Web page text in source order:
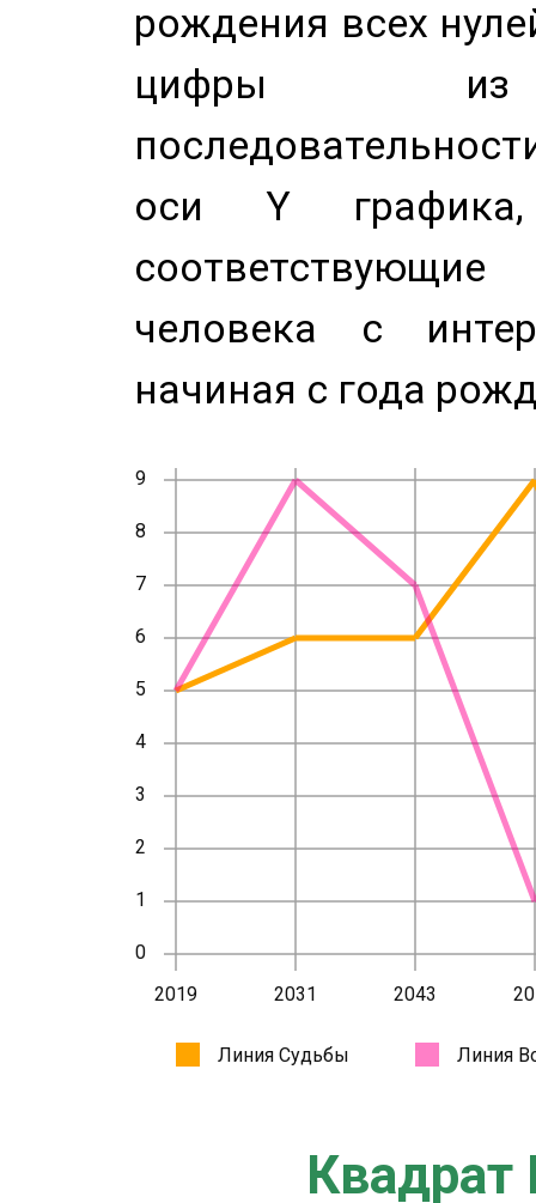
рождения всех
цифры из
оси Y
человека с
начиная с года
Квадрат